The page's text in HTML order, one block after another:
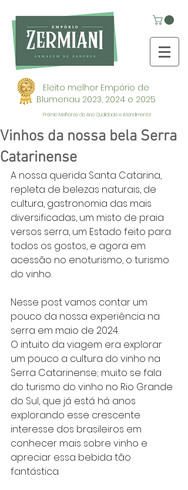
Eleito melhor Empório de
Blumenau 2023, 2024 e 2025
Prêmio Melhores do Ano Qualidade e Atendimento!
Vinhos da nossa bela Serra
Catarinense
A nossa querida Santa Catarina,
repleta de belezas naturais, de
cultura, gastronomia das mais
diversificadas, um misto de praia
versos serra, um Estado feito para
todos os gostos, e agora em
acessão no enoturismo, o turismo
do vinho.
Nesse post vamos contar um
pouco da nossa experiência na
serra em maio de 2024.
O intuito da viagem era explorar
um pouco a cultura do vinho na
Serra Catarinense; muito se fala
do turismo do vinho no Rio Grande
do Sul, que já está há anos
explorando esse crescente
interesse dos brasileiros em
conhecer mais sobre vinho e
apreciar essa bebida tão
fantástica.